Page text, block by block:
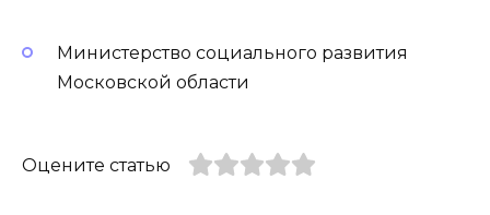
Министерство социального развития
Московской области
Оцените статью